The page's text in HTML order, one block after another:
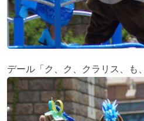
デール「ク、ク、クラリス、も